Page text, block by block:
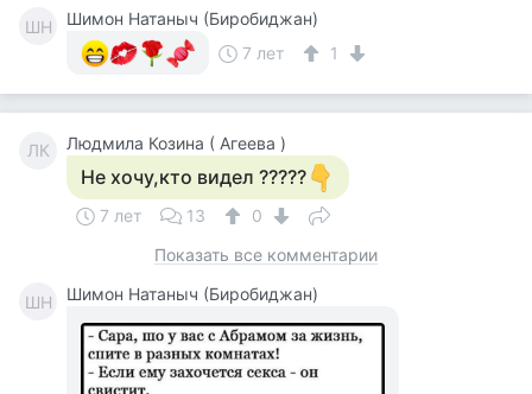
ШН
Шимон Натаныч (Биробиджан)
7 лет
1
ЛК Людмила Козина ( Агеева )
Не хочу,кто видел ?????
7 лет 13
0
Показать все комментарии
ШН Шимон Натаныч (Биробиджан)